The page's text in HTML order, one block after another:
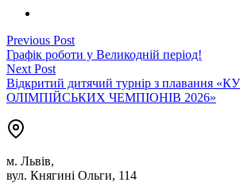
Навігація
записів
Previous PostPrevious
post:
Графік роботи у Великодній період!
Next PostNext
post:
Відкритий дитячий турнір з плавання
ОЛІМПІЙСЬКИХ ЧЕМПІОНІВ 2026»
м. Львів,
вул. Княгині Ольги, 114